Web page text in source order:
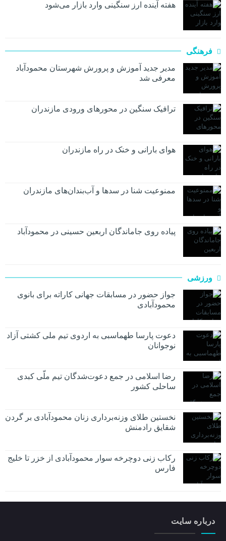
هفته آینده ارز سنگینی وارد بازار می‌شود
فرهنگی
مدیر جدید آموزش و پرورش شهرستان محمودآباد
معرفی شد
ترافیک سنگین در محور‌های ورودی مازندران
هوای بارانی و خنک در راه مازندران
ممنوعیت شنا در سدها و آب‌بندان‌‌های مازندران
پیاده روی جاماندگان اربعین حسینی در محمودآباد
ورزشی
جواز حضور در مسابقات جهانی کاراته برای بانوی
محمودآبادی
دعوت پارسا طهماسبی به اردوی تیم ملی کشتی آزاد
نوجوانان
رضا اسلامی در جمع دعوت‌شدگان تیم ملّی کبدی
ساحلی کشور
نخستین طلای وزنه‌برداری زنان محمودآبادی بر گردن
شقایق رادمنش
رکاب زنی دوچرخه سوار محمودآبادی از خزر تا خلیج
فارس
درباره سایت